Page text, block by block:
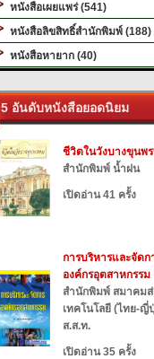
หนังสือเผยแพร่ (541)
หนังสือลิขสิทธิ์สำนักพิมพ์ (188)
หนังสือหายาก (40)
5 อันดับหนังสือยอดนิยม
ชีวิตในวังบางขุนพ
สำนักพิมพ์ น้ำฝน
เปิดอ่าน 41 ครั้ง
การบริหารและจัดก
องค์กรอุตสาหกรรม
สำนักพิมพ์ สมาคมส่
เทคโนโลยี (ไทย-ญี่
ส.ส.ท.
เปิดอ่าน 35 ครั้ง